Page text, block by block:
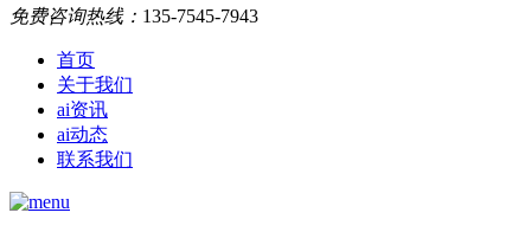
免费咨询热线： 135-7545-7943
首页
关于我们
ai资讯
ai动态
联系我们